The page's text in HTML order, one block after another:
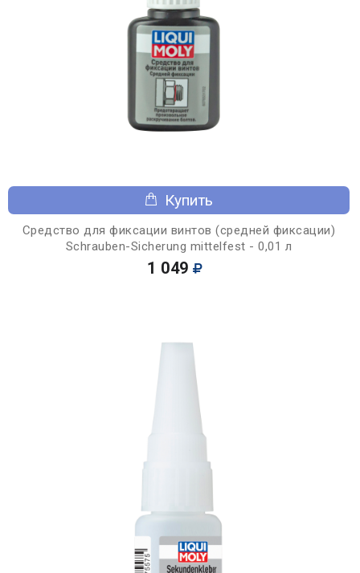
Купить
Средство для фиксации винтов (средней фиксации)
Schrauben-Sicherung mittelfest - 0,01 л
1 049